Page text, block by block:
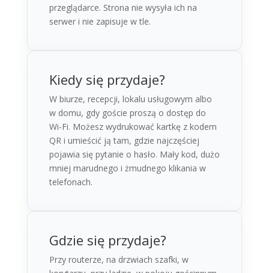
przeglądarce. Strona nie wysyła ich na
serwer i nie zapisuje w tle.
Kiedy się przydaje?
W biurze, recepcji, lokalu usługowym albo
w domu, gdy goście proszą o dostęp do
Wi-Fi. Możesz wydrukować kartkę z kodem
QR i umieścić ją tam, gdzie najczęściej
pojawia się pytanie o hasło. Mały kod, dużo
mniej marudnego i żmudnego klikania w
telefonach.
Gdzie się przydaje?
Przy routerze, na drzwiach szafki, w